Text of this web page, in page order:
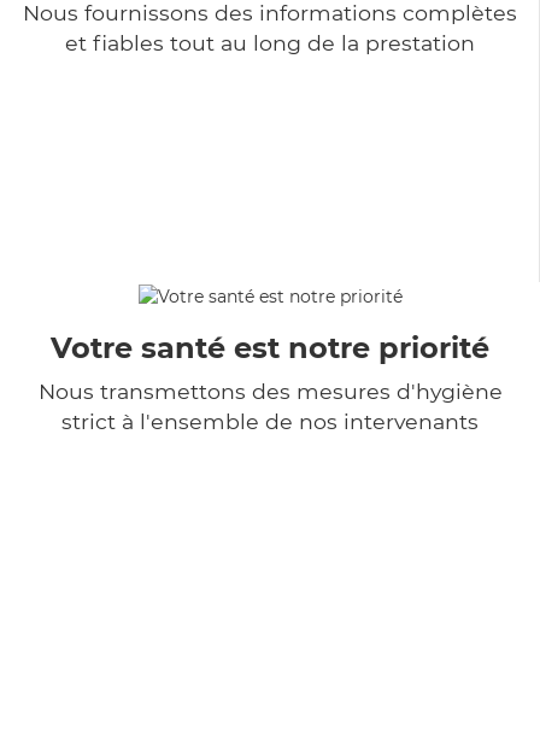
Nous fournissons des informations complètes
et fiables tout au long de la prestation
Votre santé est notre priorité
Nous transmettons des mesures d'hygiène
strict à l'ensemble de nos intervenants